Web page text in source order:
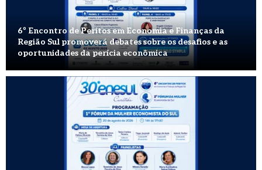
6º Encontro de Peritos em Economia e Finanças da
Região Sul promoverá debates sobre os desafios e as
oportunidades da perícia econômica